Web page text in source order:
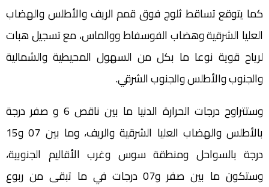
كما يتوقع تساقط ثلوج فوق قمم الريف والأطلس والهضاب
العليا الشرقية وهضاب الفوسفاط ووالماس، مع تسجيل هبات
لرياح قوية نوعا ما بكل من السهول المحيطية والشمالية
والجنوب والأطلس والجنوب الشرقي.
وستتراوح درجات الحرارة الدنيا ما بين ناقص 6 و صفر درجة
بالأطلس والهضاب العليا الشرقية والريف، وما بين 07 و15
درجة بالسواحل ومنطقة سوس وغرب الأقاليم الجنوبية،
وستكون ما بين صفر و07 درجات في ما تبقى من ربوع